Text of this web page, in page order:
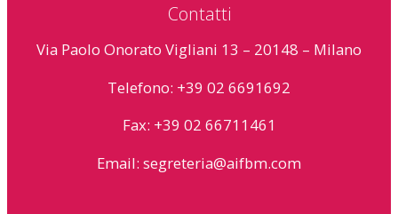
Contatti
Via Paolo Onorato Vigliani 13 – 20148 – Milano
Telefono: +39 02 6691692
Fax: +39 02 66711461
Email: segreteria@aifbm.com